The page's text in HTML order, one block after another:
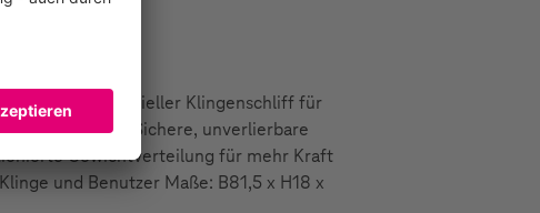
mehr Kraft Spezieller Klingenschliff für
Sichere, unverlierbare
Gewichtverteilung für mehr Kraft
und Benutzer Maße: B81,5 x H18 x